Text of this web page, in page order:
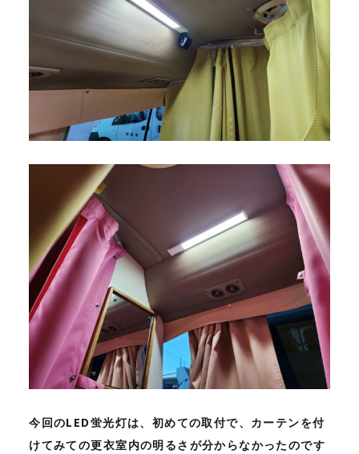
今回のLED蛍光灯は、初めての取付で、カーテンを付
けてみての更衣室内の明るさが分からなかったのです